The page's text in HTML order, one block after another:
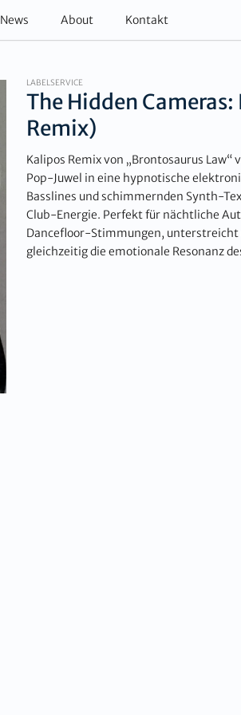
News About Kontakt
LABELSERVICE
The Hidden
Remix)
Kalipos Remix von „Brontosaurus
Pop-Juwel in eine hypnotische
Basslines und schimmernden Synth-
Club-Energie. Perfekt für nächtliche
Dancefloor-Stimmungen,
gleichzeitig die emotionale Resonanz